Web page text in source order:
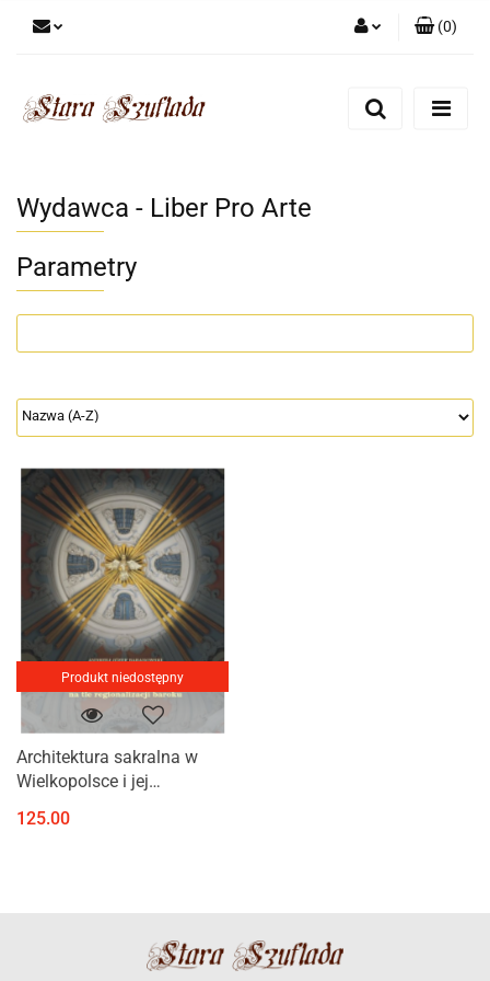
Zarejestruj się
(0)
Wydawca - Liber Pro Arte
Parametry
Produkt niedostępny
Architektura sakralna w
Wielkopolsce i jej
regionalizacji baroku
125.00